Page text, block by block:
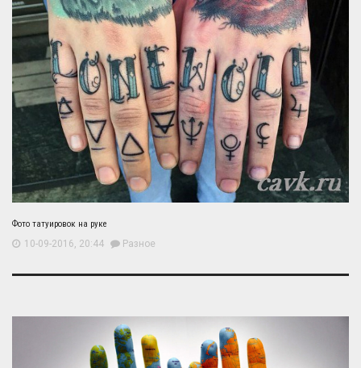
Фото татуировок на руке
10-09-2016, 20:44 Разное